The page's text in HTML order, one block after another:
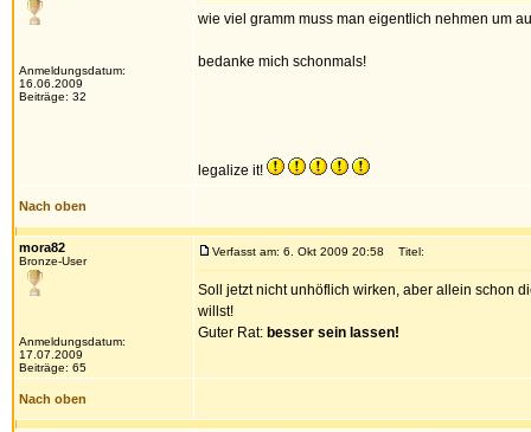
Anmeldungsdatum:
16.06.2009
Beiträge: 32
wie viel gramm muss man eigentlich nehmen um
bedanke mich schonmals!
legalize it!
Nach oben
mora82
Bronze-User
Anmeldungsdatum:
17.07.2009
Beiträge: 65
Verfasst am: 6. Okt 2009 20:58 Titel:
Soll jetzt nicht unhöflich wirken, aber allein schon
willst!
Guter Rat: besser sein lassen!
Nach oben